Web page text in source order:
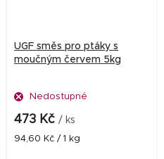
UGF směs pro ptáky s
moučným červem 5kg
Nedostupné
473 Kč / ks
Měrná
94,60 Kč / 1 kg